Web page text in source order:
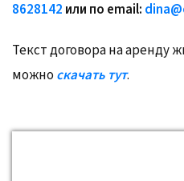
8628142 или по email:
Текст договора на аренду
можно скачать тут.